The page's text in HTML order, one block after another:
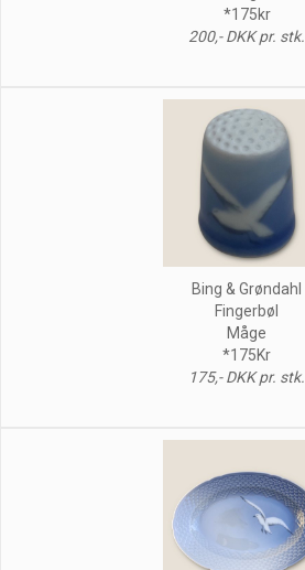
*175kr
200,- DKK pr. stk.
Bing & Grøndahl
Fingerbøl
Måge
*175Kr
175,- DKK pr. stk.